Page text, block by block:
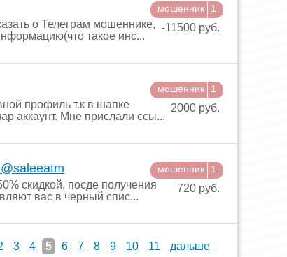
о Телеграм мошеннике,
такое инс...
мошенник 1
-11500 руб.
профиль т.к в шапке
аккаунт. Мне прислали ссы...
мошенник 1
2000 руб.
скидкой, посде получения
вас в черный спис...
мошенник 1
720 руб.
3 4 5 6 7 8 9 10 11 дальше